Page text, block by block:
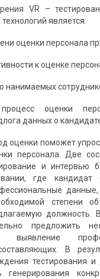
VR –
является:
оценки персонала
к оценке
нанимаемых
оценки
данных о
оценки поможет
персонала. Две
и интервью
где кандидат
степени
должность.
предложить
выявление
В
тестирования и
генерирования